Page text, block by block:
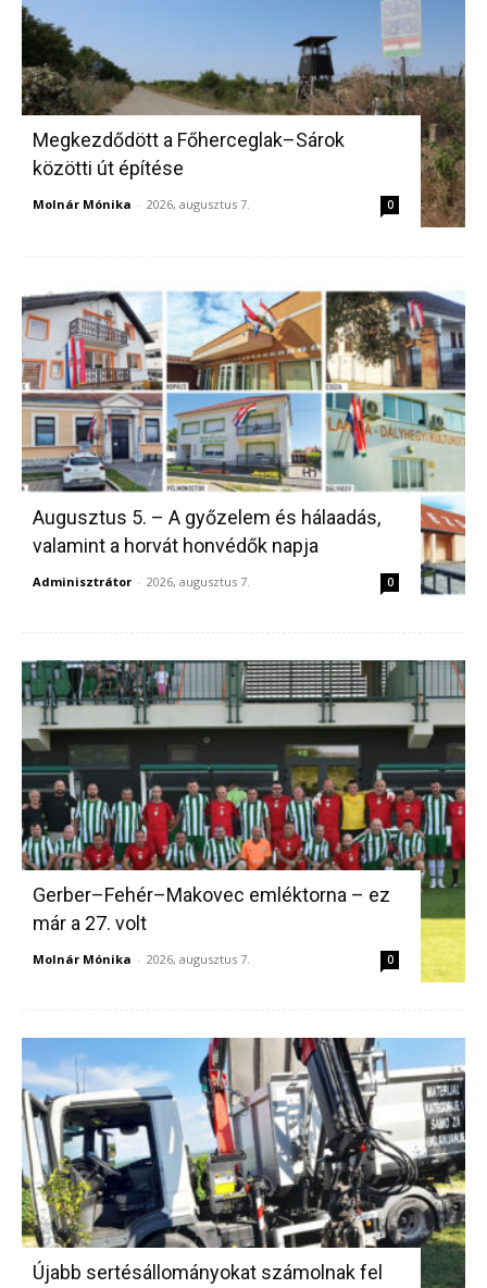
Megkezdődött a Főherceglak–Sárok
közötti út építése
Molnár Mónika - 2026, augusztus 7. 0
Augusztus 5. – A győzelem és hálaadás,
valamint a horvát honvédők napja
Adminisztrátor - 2026, augusztus 7. 0
Gerber–Fehér–Makovec emléktorna – ez
már a 27. volt
Molnár Mónika - 2026, augusztus 7. 0
Újabb sertésállományokat számolnak fel